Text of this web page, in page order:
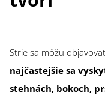
Strie sa môžu
najčastejšie sa
stehnách, bokoch,